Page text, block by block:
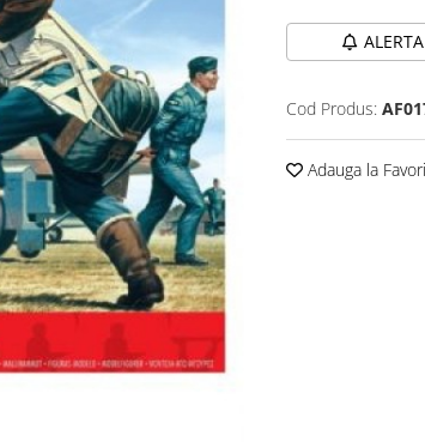
Cod Produs:
Adauga la